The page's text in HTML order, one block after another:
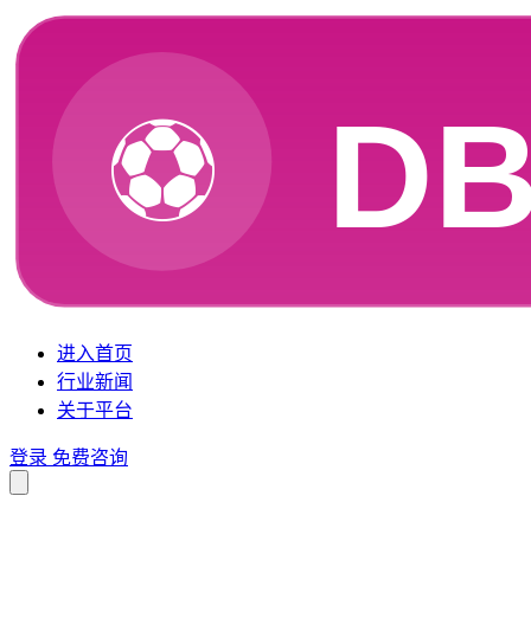
进入首页
行业新闻
关于平台
登录 免费咨询